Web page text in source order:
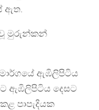
ඇත.
වූ මුරුන්කන්
ඇඹිලිපිටිය
ඇඹිලිපිටිය දෙසට
පාපැදියක